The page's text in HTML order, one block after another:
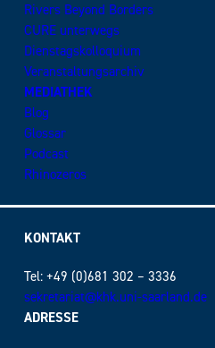
Rivers Beyond Borders
CURE unterwegs
Dienstagskolloquium
Veranstaltungsarchiv
MEDIATHEK
Blog
Glossar
Podcast
Rhinozeros
KONTAKT
Tel: +49 (0)681 302 – 3336
sekretariat@khk.uni-saarland.de
ADRESSE